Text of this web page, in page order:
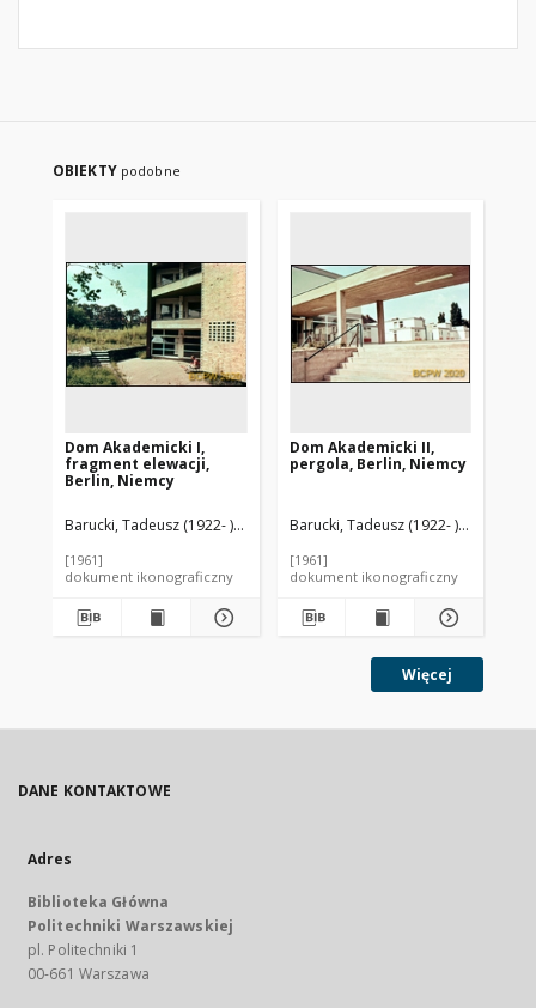
OBIEKTY podobne
Dom Akademicki I,
fragment elewacji,
Berlin, Niemcy
Barucki, Tadeusz (1922- ). Fotograf
[1961]
dokument ikonograficzny
Dom Akademicki II,
pergola, Berlin, Niemcy
Barucki, Tadeusz (1922- ). Fotograf
[1961]
dokument ikonograficzny
Więcej
DANE KONTAKTOWE
Adres
Biblioteka Główna
Politechniki Warszawskiej
pl. Politechniki 1
00-661 Warszawa